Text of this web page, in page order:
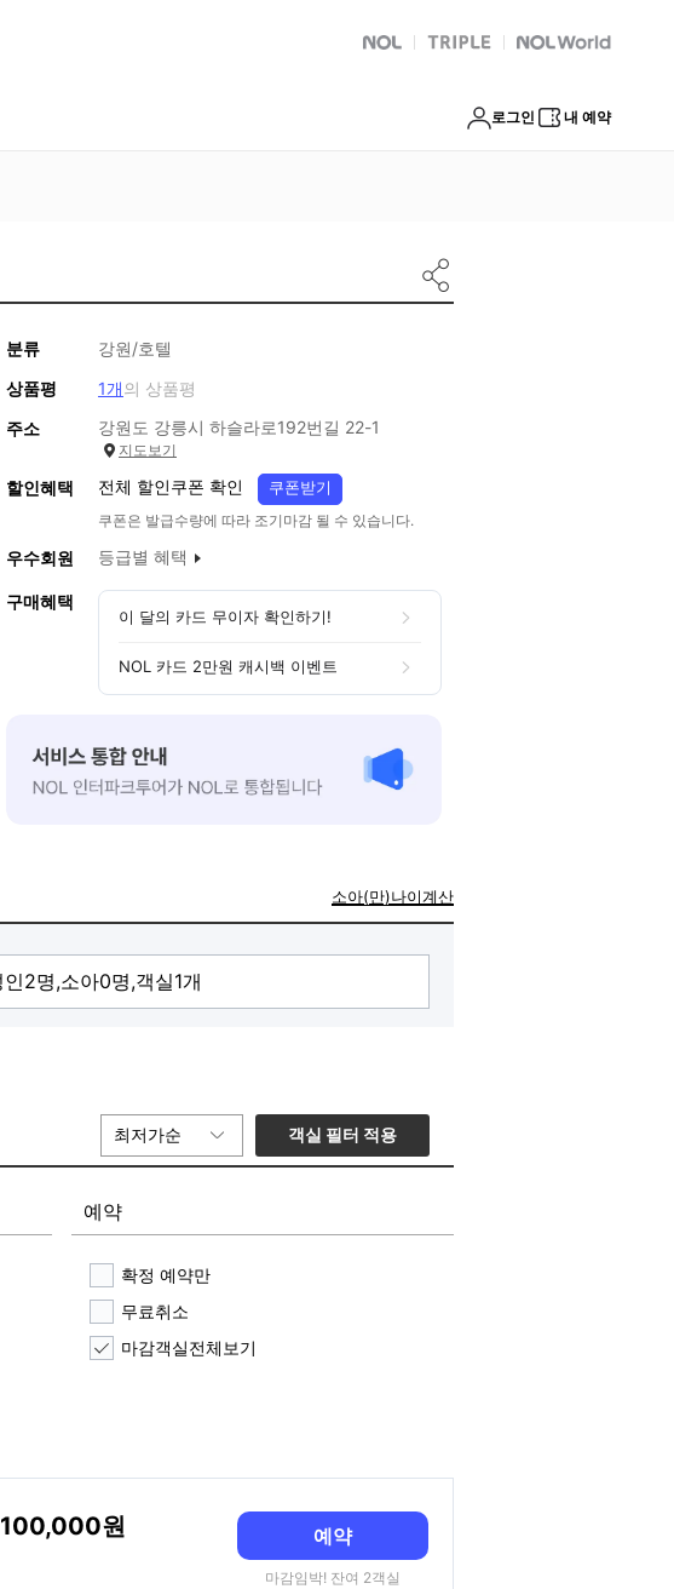
NOL 트리플 Global Interpark
로그인 내 예약
분류
강원/호텔
상품평
1개의 상품평
주소
강원도 강릉시 하슬라로192번길 22-1
지도보기
할인혜택 전체 할인쿠폰 확인 쿠폰받기
쿠폰은 발급수량에 따라 조기마감 될 수 있습니다.
우수회원 등급별 혜택
구매혜택
이 달의 카드 무이자 확인하기!
NOL 카드 2만원 캐시백 이벤트
소아(만)나이계산
최저가순 객실 필터 적용
예약
확정 예약만
무료취소
마감객실전체보기
100,000 예약
마감임박! 잔여 2객실